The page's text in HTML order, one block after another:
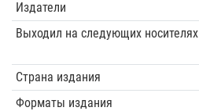
Издатели
Выходил на следующих носителях
Страна издания
Форматы издания